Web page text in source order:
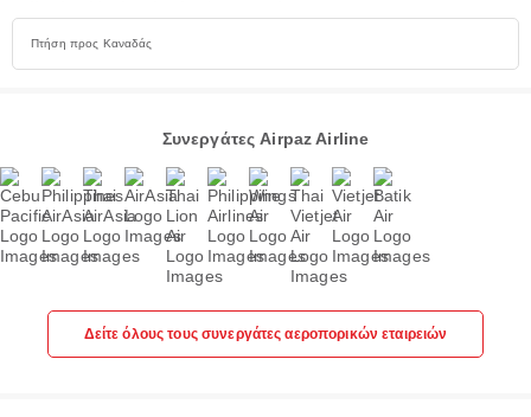
Πτήση προς Καναδάς
Συνεργάτες Airpaz Airline
Δείτε όλους τους συνεργάτες αεροπορικών εταιρειών